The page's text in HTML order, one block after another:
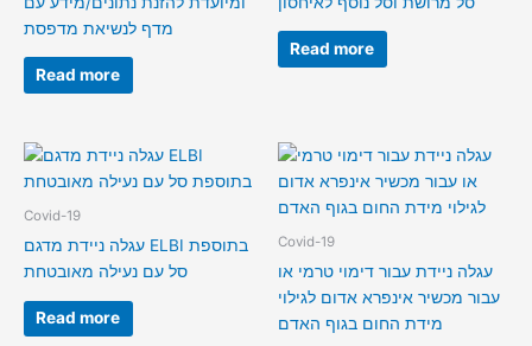
מדף לנשיאת מדפסת
Read more
Read more
Covid-19
עגלה ניידת מדגם ELBI בתוספת
סל עם נעילה מאובטחת
Read more
Covid-19
עגלה ניידת עבור דימוי טרמי או
עבור מכשיר אינפרא אדום לגילוי
מידת החום בגוף האדם